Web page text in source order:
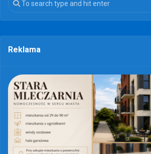
Reklama